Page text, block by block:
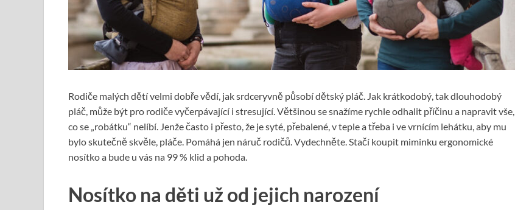
Rodiče malých dětí velmi dobře vědí, jak srdceryvně působí dětský pláč. Jak krátkodobý, tak dlouhodobý
pláč, může být pro rodiče vyčerpávající i stresující. Většinou se snažíme rychle odhalit příčinu a napravit vše,
co se „robátku“ nelíbí. Jenže často i přesto, že je syté, přebalené, v teple a třeba i ve vrnícím lehátku, aby mu
bylo skutečně skvěle, pláče. Pomáhá jen náruč rodičů. Vydechněte. Stačí koupit miminku ergonomické
nosítko a bude u vás na 99 % klid a pohoda.
Nosítko na děti už od jejich narození